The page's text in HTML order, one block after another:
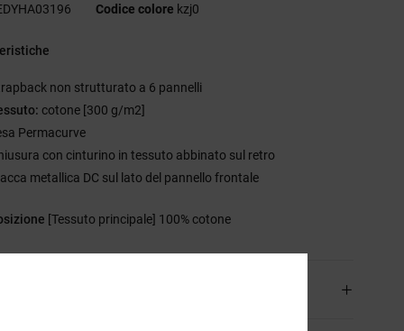
Codice colore kzj0
non strutturato a 6 pannelli
cotone [300 g/m2]
Permacurve
con cinturino in tessuto abbinato sul retro
metallica DC sul lato del pannello frontale
[Tessuto principale] 100% cotone